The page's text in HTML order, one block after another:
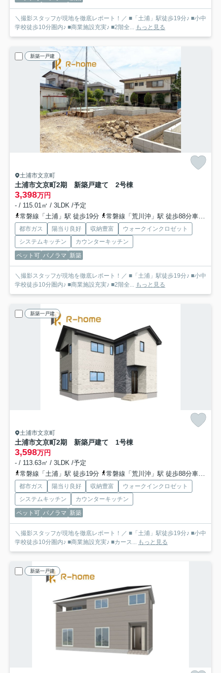
＼撮影スタッフが現地を徹底レポート！／ ■「土浦」駅徒歩19分♪ ■小中
学校徒歩10分圏内♪ ■商業施設充実♪ ■2階全...
もっと見る
新築一戸建
土浦市文京町
土浦市文京町2期 新築戸建て 2号棟
3,398万円
- / 115.01㎡ / 3LDK /予定
常磐線「土浦」駅 徒歩19分
常磐線「荒川沖」駅 徒歩88分車18分 7.0km
都市ガス 陽当り良好 収納豊富
ウォークインクロゼット
システムキッチン
カウンターキッチン
ペット可 パノラマ 新築
＼撮影スタッフが現地を徹底レポート！／ ■「土浦」駅徒歩19分♪ ■小中
学校徒歩10分圏内♪ ■商業施設充実♪ ■2階全...
もっと見る
新築一戸建
土浦市文京町
土浦市文京町2期 新築戸建て 1号棟
3,598万円
- / 113.63㎡ / 3LDK /予定
常磐線「土浦」駅 徒歩19分
常磐線「荒川沖」駅 徒歩88分車18分 7.0km
都市ガス 陽当り良好 収納豊富
ウォークインクロゼット
システムキッチン
カウンターキッチン
ペット可 パノラマ 新築
＼撮影スタッフが現地を徹底レポート！／ ■「土浦」駅徒歩19分♪ ■小中
学校徒歩10分圏内♪ ■商業施設充実♪ ■カース...
もっと見る
新築一戸建